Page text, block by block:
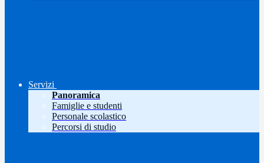
Servizi
Panoramica
Famiglie e studenti
Personale scolastico
Percorsi di studio